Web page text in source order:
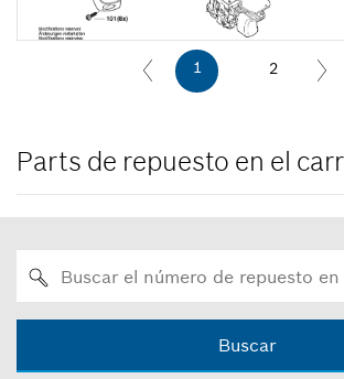
1 2
Parts de repuesto en el
Buscar